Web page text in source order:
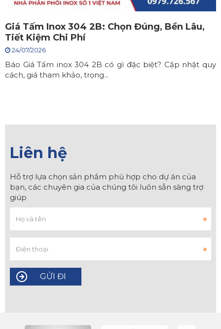
Giá Tấm Inox 304 2B: Chọn Đúng, Bền Lâu,
Tiết Kiệm Chi Phí
24/07/2026
Báo Giá Tấm inox 304 2B có gì đặc biệt? Cập nhật quy
cách, giá tham khảo, trọng...
Liên hệ
Hỗ trợ lựa chọn sản phẩm phù hợp cho dự án của
bạn, các chuyên gia của chúng tôi luôn sẵn sàng trợ
giúp